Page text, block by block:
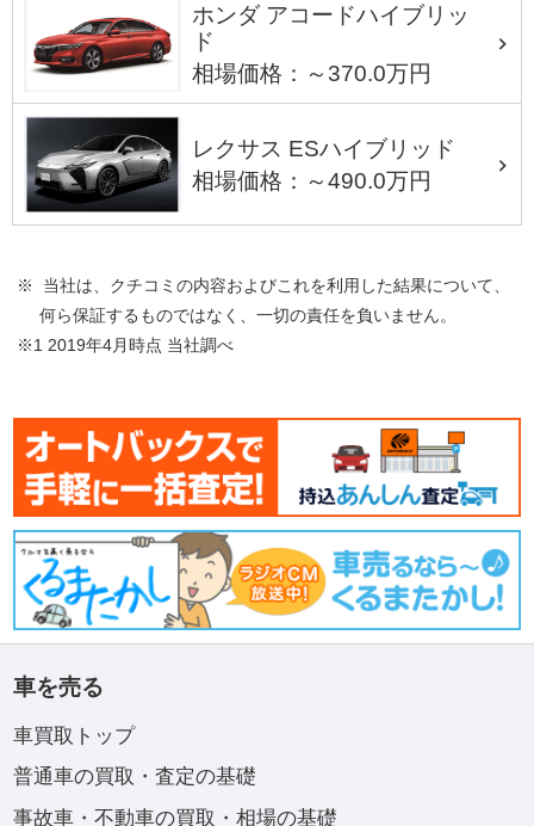
ホンダ アコードハイブリッ
ド
相場価格：～370.0万円
レクサス ESハイブリッド
相場価格：～490.0万円
※ 当社は、クチコミの内容およびこれを利用した結果について、
何ら保証するものではなく、一切の責任を負いません。
※1 2019年4月時点 当社調べ
車を売る
車買取トップ
普通車の買取・査定の基礎
事故車・不動車の買取・相場の基礎